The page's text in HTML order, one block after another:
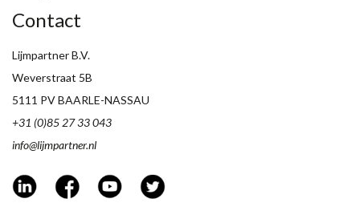
Contact
Lijmpartner B.V.
Weverstraat 5B
5111 PV BAARLE-NASSAU
+31 (0)85 27 33 043
info@lijmpartner.nl